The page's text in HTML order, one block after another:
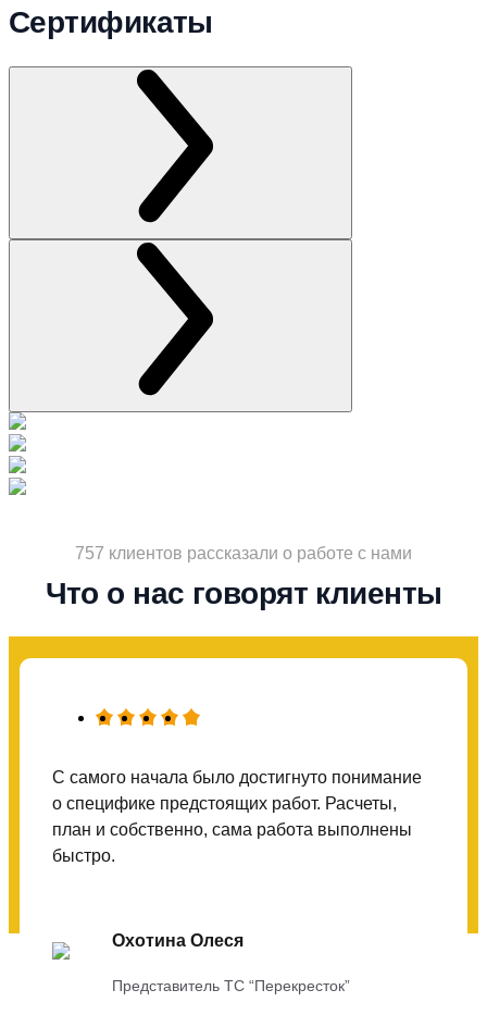
Сертификаты
757 клиентов рассказали о работе с нами
Что о нас говорят клиенты
С самого начала было достигнуто понимание
о специфике предстоящих работ. Расчеты,
план и собственно, сама работа выполнены
быстро.
Охотина Олеся
Представитель ТС “Перекресток”